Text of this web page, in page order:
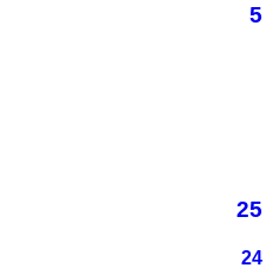
5
25
24